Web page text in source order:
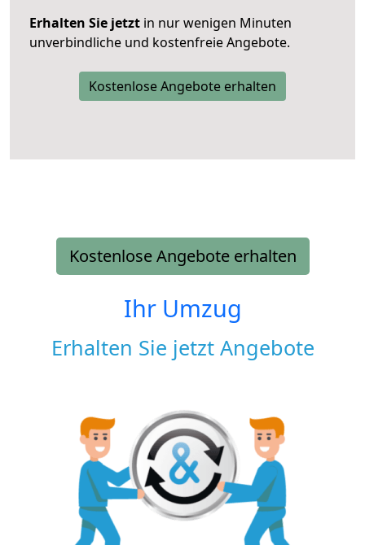
Erhalten Sie jetzt in nur wenigen Minuten
unverbindliche und kostenfreie Angebote.
Kostenlose Angebote erhalten
Kostenlose Angebote erhalten
Ihr Umzug
Erhalten Sie jetzt Angebote